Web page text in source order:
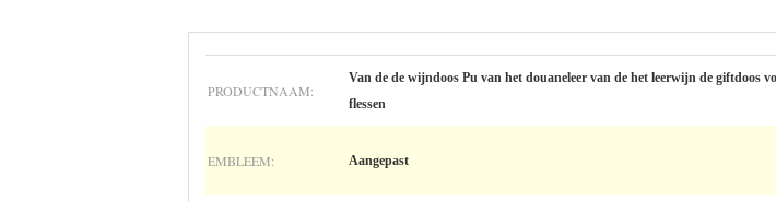
PRODUCTNAAM:
Van de de wijndoos Pu van het douaneleer van de het leerwijn de giftdoos
flessen
EMBLEEM: Aangepast